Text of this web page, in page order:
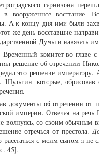
гарнизона
в вооруженное восстание.
А к концу дня ими были
же день восставшие
Думы и навязать
комитет во главе
решение об отречении
это решение
которые, обрисовав
документы об отречении от
империи. Отвечая на речь
волнуясь, со своим
отречься от престола.
с моим сыном я не
45].